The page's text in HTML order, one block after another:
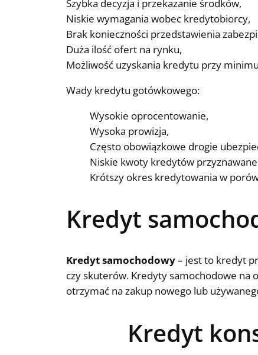
Szybka decyzja i przekazanie środków,
Niskie wymagania wobec kredytobiorcy,
Brak konieczności przedstawienia
Duża ilość ofert na rynku,
Możliwość uzyskania kredytu przy
Wady kredytu gotówkowego:
Wysokie oprocentowanie,
Wysoka prowizja,
Często obowiązkowe drogie
Niskie kwoty kredytów
Krótszy okres kredytowania w
Kredyt
Kredyt samochodowy– jest to kredyt
czy skuterów. Kredyty samochodowe na
otrzymać na zakup nowego lub
Kredyt